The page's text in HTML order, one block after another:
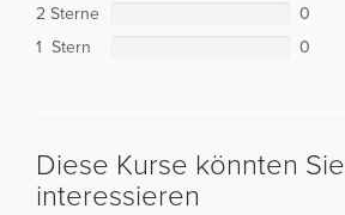
2 Sterne
0
1 Stern
0
Diese Kurse könnten Sie
interessieren